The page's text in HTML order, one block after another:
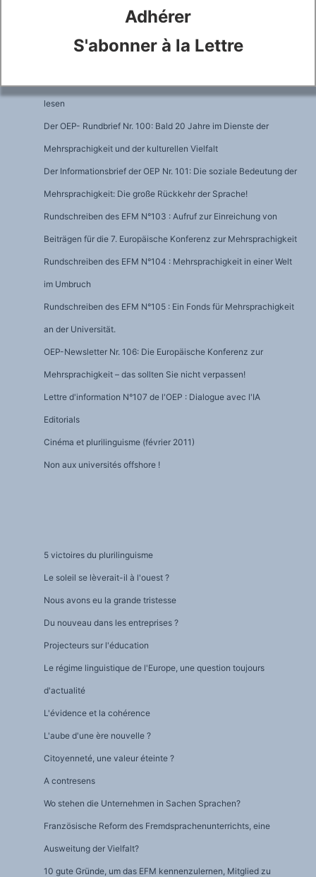
EFM-Informationsbrief Nr. 97: Faschistisch die Sprache?
EFM-Informationsbrief Nr. 98 : Ist über Anglizismen und
lesen
Der OEP- Rundbrief Nr. 100: Bald 20 Jahre im Dienste der
Mehrsprachigkeit und der kulturellen Vielfalt
Der Informationsbrief der OEP Nr. 101: Die soziale Bedeutung der
Mehrsprachigkeit: Die große Rückkehr der Sprache!
Rundschreiben des EFM N°103 : Aufruf zur Einreichung von
Beiträgen für die 7. Europäische Konferenz zur Mehrsprachigkeit
Rundschreiben des EFM N°104 : Mehrsprachigkeit in einer Welt
im Umbruch
Rundschreiben des EFM N°105 : Ein Fonds für Mehrsprachigkeit
an der Universität.
OEP-Newsletter Nr. 106: Die Europäische Konferenz zur
Mehrsprachigkeit – das sollten Sie nicht verpassen!
Lettre d'information N°107 de l'OEP : Dialogue avec l'IA
Editorials
Cinéma et plurilinguisme (février 2011)
Non aux universités offshore !
5 victoires du plurilinguisme
Le soleil se lèverait-il à l'ouest ?
Nous avons eu la grande tristesse
Du nouveau dans les entreprises ?
Projecteurs sur l'éducation
Le régime linguistique de l'Europe, une question toujours
d'actualité
L'évidence et la cohérence
L'aube d'une ère nouvelle ?
Citoyenneté, une valeur éteinte ?
A contresens
Wo stehen die Unternehmen in Sachen Sprachen?
Französische Reform des Fremdsprachenunterrichts, eine
Ausweitung der Vielfalt?
10 gute Gründe, um das EFM kennenzulernen, Mitglied zu
Adhérer
S'abonner à la Lettre